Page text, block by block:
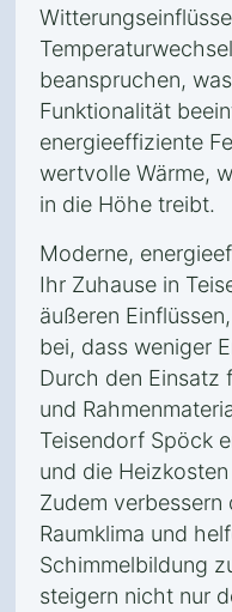
beanspruchen,
Funktionalität
energieeffiziente
wertvolle Wärme,
in die Höhe treibt.
Moderne,
Ihr Zuhause in
äußeren
bei, dass weniger
Durch den Einsatz
und
Teisendorf Spöck
und die
Zudem verbessern
Raumklima und
Schimmelbildung
steigern nicht nur